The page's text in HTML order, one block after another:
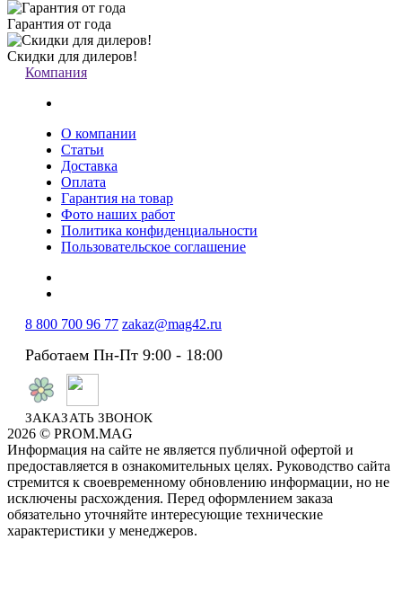
Гарантия от года
Скидки для дилеров!
Компания
О компании
Статьи
Доставка
Оплата
Гарантия на товар
Фото наших работ
Политика конфиденциальности
Пользовательское соглашение
8 800 700 96 77 zakaz@mag42.ru
Работаем Пн-Пт 9:00 - 18:00
ЗАКАЗАТЬ ЗВОНОК
2026 © PROM.MAG
Информация на сайте не является публичной офертой и
предоставляется в ознакомительных целях. Руководство сайта
стремится к своевременному обновлению информации, но не
исключены расхождения. Перед оформлением заказа
обязательно уточняйте интересующие технические
характеристики у менеджеров.